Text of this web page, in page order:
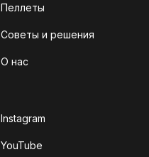
Пеллеты
Советы и решения
О нас
Instagram
YouTube